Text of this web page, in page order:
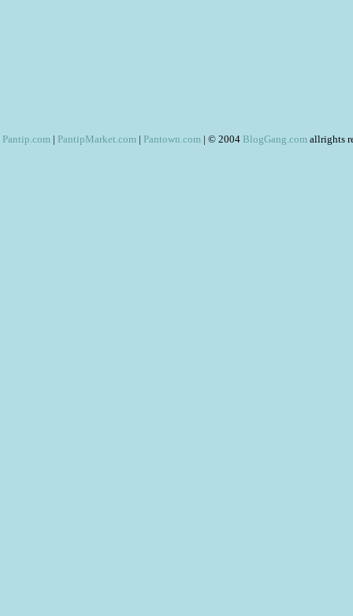
Pantip.com | PantipMarket.com | Pantown.com | © 2004 BlogGang.com allrights